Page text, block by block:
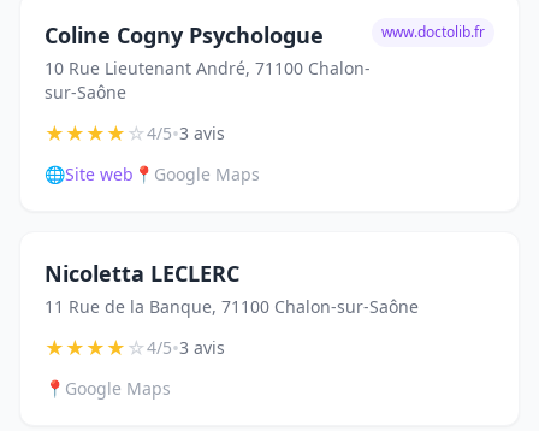
Coline Cogny Psychologue
10 Rue Lieutenant André, 71100 Chalon-
sur-Saône
www.doctolib.fr
★★★★☆4/5•3 avis
🌐Site web 📍 Google Maps
Nicoletta LECLERC
11 Rue de la Banque, 71100 Chalon-sur-Saône
★★★★☆4/5•3 avis
📍 Google Maps